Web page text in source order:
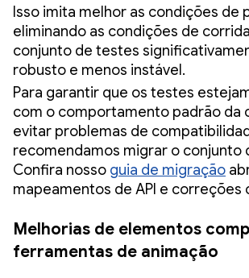
Isso imita melhor as condições de
eliminando as condições de
conjunto de testes
robusto e menos instável.
Para garantir que os testes
com o comportamento padrão da
evitar problemas de
recomendamos migrar o conjunto
Confira nosso guia de migração
mapeamentos de API e correções
Melhorias de elementos
ferramentas de animação